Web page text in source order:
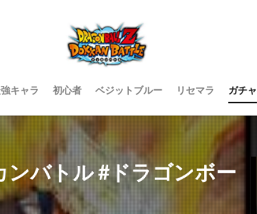
キャラ 初心者 ベジットブルー リセマラ ガチャ
ンバトル #ドラゴンボー